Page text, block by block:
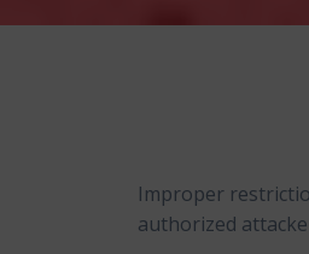
Improper
authorized